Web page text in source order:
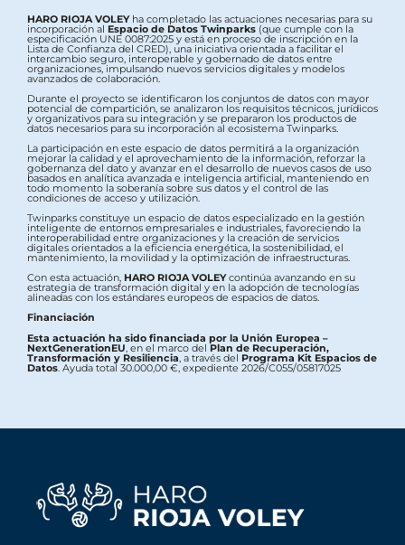
HARO RIOJA VOLEYha completado las actuaciones necesarias para su
incorporación al Espacio de Datos Twinparks (que cumple con la
especificación UNE 0087:2025 y está en proceso de inscripción en la
Lista de Confianza del CRED), una iniciativa orientada a facilitar el
intercambio seguro, interoperable y gobernado de datos entre
organizaciones, impulsando nuevos servicios digitales y modelos
avanzados de colaboración.
Durante el proyecto se identificaron los conjuntos de datos con mayor
potencial de compartición, se analizaron los requisitos técnicos, jurídicos
y organizativos para su integración y se prepararon los productos de
datos necesarios para su incorporación al ecosistema Twinparks.
La participación en este espacio de datos permitirá a la organización
mejorar la calidad y el aprovechamiento de la información, reforzar la
gobernanza del dato y avanzar en el desarrollo de nuevos casos de uso
basados en analítica avanzada e inteligencia artificial, manteniendo en
todo momento la soberanía sobre sus datos y el control de las
condiciones de acceso y utilización.
Twinparks constituye un espacio de datos especializado en la gestión
inteligente de entornos empresariales e industriales, favoreciendo la
interoperabilidad entre organizaciones y la creación de servicios
digitales orientados a la eficiencia energética, la sostenibilidad, el
mantenimiento, la movilidad y la optimización de infraestructuras.
Con esta actuación, HARO RIOJA VOLEYcontinúa avanzando en su
estrategia de transformación digital y en la adopción de tecnologías
alineadas con los estándares europeos de espacios de datos.
Financiación
Esta actuación ha sido financiada por la Unión Europea –
NextGenerationEU , en el marco delPlan de Recuperación,
Transformación y Resiliencia , a través del Programa Kit Espacios de
Datos . Ayuda total 30.000,00 €, expediente 2026/C055/05817025